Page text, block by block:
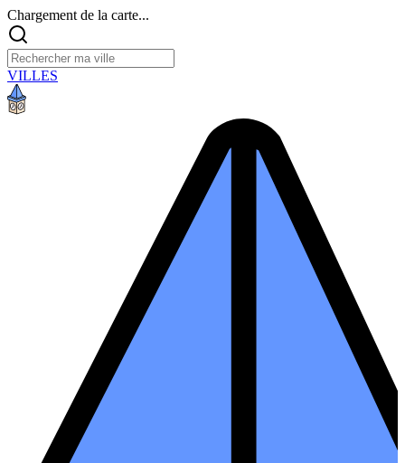
Chargement de la carte...
VILLES